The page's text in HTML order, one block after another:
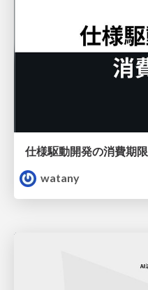
仕様駆動開発の消費期限
watany